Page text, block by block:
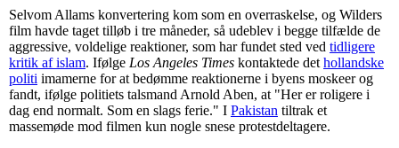
Selvom Allams konvertering kom som en overraskelse, og Wilders
film havde taget tilløb i tre måneder, så udeblev i begge tilfælde de
aggressive, voldelige reaktioner, som har fundet sted ved tidligere
kritik af islam. Ifølge Los Angeles Times kontaktede det hollandske
politi imamerne for at bedømme reaktionerne i byens moskeer og
fandt, ifølge politiets talsmand Arnold Aben, at "Her er roligere i
dag end normalt. Som en slags ferie." I Pakistan tiltrak et
massemøde mod filmen kun nogle snese protestdeltagere.